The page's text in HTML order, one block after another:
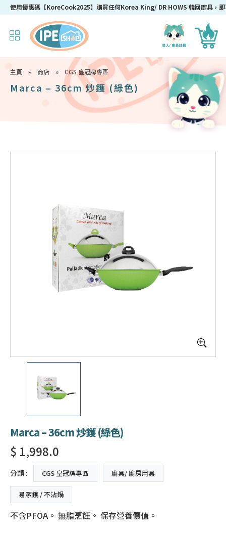
【期間限定】購物滿$150，即可享免運費
主頁 » 商店 » CGS 皇冠牌專區
Marca – 36cm 炒鑊 (綠色)
Marca – 36cm 炒鑊 (綠色)
$ 1,998.0
分類 : CGS 皇冠牌專區 廚具/ 廚房用具
易潔鑊 / 不沾鍋
不含PFOA。 無脂烹飪。 保存營養價值。